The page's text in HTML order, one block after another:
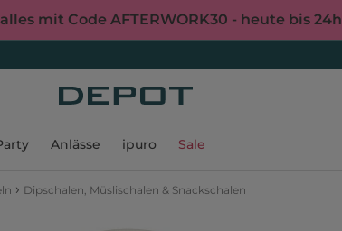
mit Code AFTERWORK30 - heute bis 24h
Anlässe ipuro Sale
› Dipschalen, Müslischalen & Snackschalen